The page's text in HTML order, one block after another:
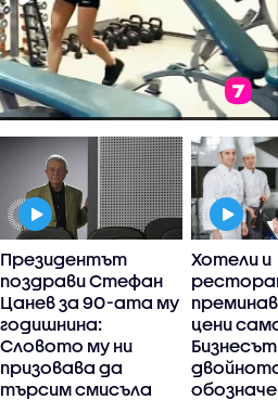
Президентът
поздрави Стефан
Цанев за 90-ата му
годишнина:
Словото му ни
призовава да
търсим смисъла
Хотели и
цени